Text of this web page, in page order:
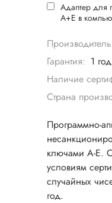
Адаптер для
А+Е в
Гарантия: 1 год
Наличие
Страна
Программно-
ключами A-E.
условиям
случайных
год.